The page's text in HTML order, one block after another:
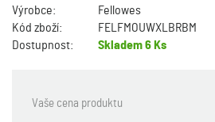
Výrobce:
Fellowes
Kód zboží:
FELFMOUWXLBRBM
Dostupnost:
Skladem6 Ks
Vaše cena produktu